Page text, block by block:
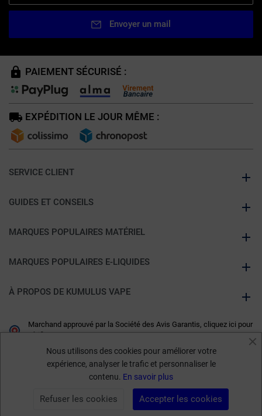
13,90 € AJOUTER AU PANIER
Envoyer un mail
PAIEMENT SÉCURISÉ :
EXPÉDITION LE JOUR MÊME :
SERVICE CLIENT
GUIDES ET CONSEILS
MARQUES POPULAIRES MATÉRIEL
MARQUES POPULAIRES E-LIQUIDES
À PROPOS DE KUMULUS VAPE
Marchand approuvé par la Société des Avis Garantis, cliquez ici pour
vérifier.
Nous utilisons des cookies pour améliorer votre
expérience, analyser le trafic et personnaliser le
contenu. En savoir plus
Accepter les cookies
Refuser les cookies